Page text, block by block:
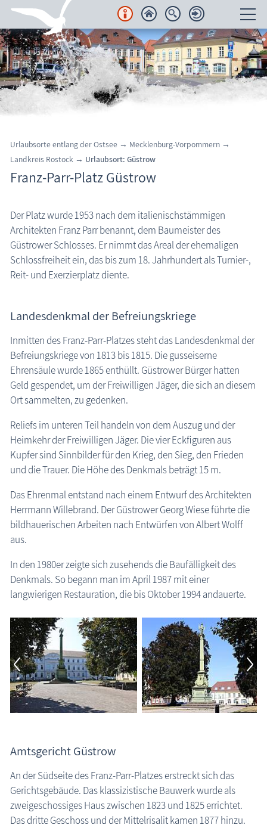
Unterkünfte
Regionales
Urlaubsorte
Karten
Veranstaltungen
Blog
Güstrow: Franz-Parr-Platz
Urlaubsorte entlang der Ostsee → Mecklenburg-Vorpommern →
Landkreis Rostock → Urlaubsort: Güstrow
Franz-Parr-Platz Güstrow
Der Platz wurde 1953 nach dem italienischstämmigen
Architekten Franz Parr benannt, dem Baumeister des
Güstrower Schlosses. Er nimmt das Areal der ehemaligen
Schlossfreiheit ein, das bis zum 18. Jahrhundert als Turnier-,
Reit- und Exerzierplatz diente.
Landesdenkmal der Befreiungskriege
Inmitten des Franz-Parr-Platzes steht das Landesdenkmal der
Befreiungskriege von 1813 bis 1815. Die gusseiserne
Ehrensäule wurde 1865 enthüllt. Güstrower Bürger hatten
Geld gespendet, um der Freiwilligen Jäger, die sich an diesem
Ort sammelten, zu gedenken.
Reliefs im unteren Teil handeln von dem Auszug und der
Heimkehr der Freiwilligen Jäger. Die vier Eckfiguren aus
Kupfer sind Sinnbilder für den Krieg, den Sieg, den Frieden
und die Trauer. Die Höhe des Denkmals beträgt 15 m.
Das Ehrenmal entstand nach einem Entwurf des Architekten
Herrmann Willebrand. Der Güstrower Georg Wiese führte die
bildhauerischen Arbeiten nach Entwürfen von Albert Wolff
aus.
In den 1980er zeigte sich zusehends die Baufälligkeit des
Denkmals. So begann man im April 1987 mit einer
langwierigen Restauration, die bis Oktober 1994 andauerte.
Amtsgericht Güstrow
An der Südseite des Franz-Parr-Platzes erstreckt sich das
Gerichtsgebäude. Das klassizistische Bauwerk wurde als
zweigeschossiges Haus zwischen 1823 und 1825 errichtet.
Das dritte Geschoss und der Mittelrisalit kamen 1877 hinzu.